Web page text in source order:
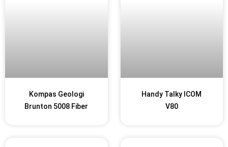
Kompas Geologi
Brunton 5008 Fiber
Handy Talky ICOM
V80